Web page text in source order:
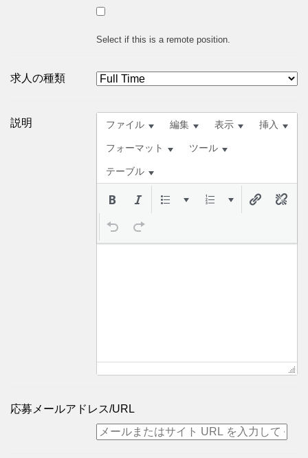
Select if this is a remote position.
求人の種類
説明 ファイル 編集 表示 挿入
フォーマット ツール
テーブル
応募メールアドレス/URL